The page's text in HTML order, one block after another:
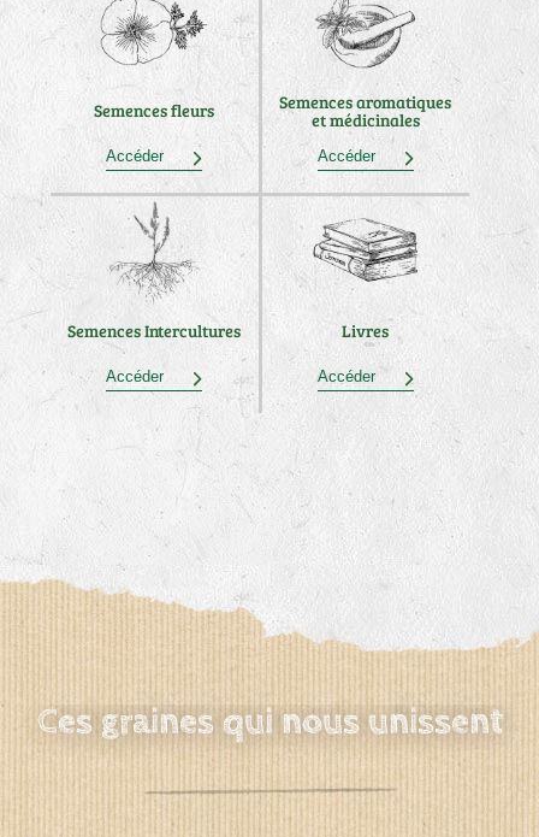
Semences fleurs
Accéder
Semences aromatiques
et médicinales
Accéder
Semences Intercultures
Accéder
Livres
Accéder
Ces graines qui nous unissent